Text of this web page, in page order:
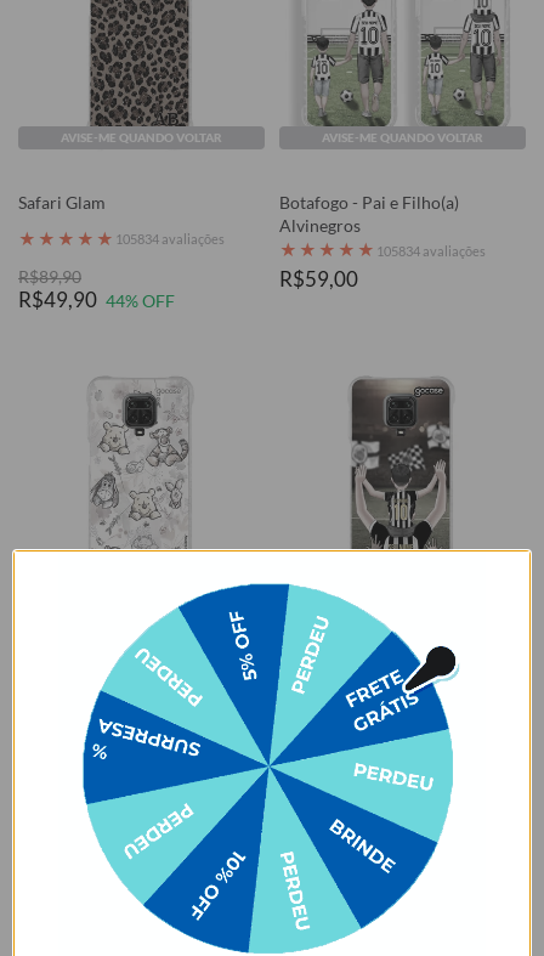
AVISE-ME QUANDO VOLTAR
Safari Glam
★ ★ ★ ★ ★ 105834 avaliações
R$89,90
R$49,90 44% OFF
AVISE-ME QUANDO VOLTAR
Botafogo - Pai e Filho(a)
Alvinegros
★ ★ ★ ★ ★ 105834 avaliações
R$59,00
AVISE-ME QUANDO VOLTAR
Ursinho Pooh - Watercolor
★★105834 avaliações
R$49,90 46% OFF
Santos - Pai Alvinegro
★★ ★★★105834 avaliações
R$59,90